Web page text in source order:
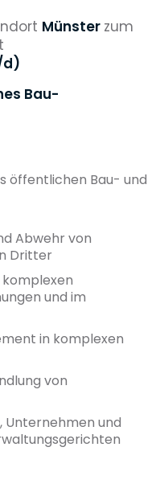
Münster zum
d)
Bau-
öffentlichen Bau- und
Abwehr von
Dritter
und im
in komplexen
von
und